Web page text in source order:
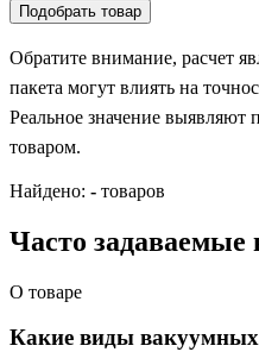
Подобрать товар
Обратите внимание, расчет
пакета могут влиять на
Реальное значение выявляют
товаром.
Найдено: - товаров
Часто задаваемые
О товаре
Какие виды